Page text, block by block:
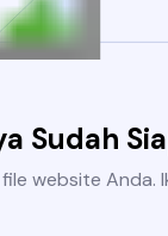
Sudah
website Anda.